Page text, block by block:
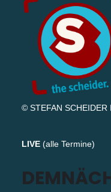
© STEFAN SCHEIDER
LIVE (alle Termine)